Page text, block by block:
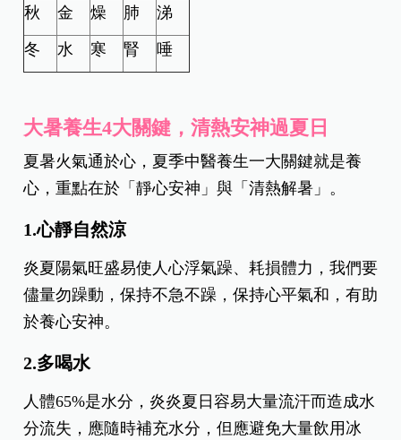
秋 金 燥 肺 涕
冬 水 寒 腎 唾
大暑養生4大關鍵，清熱安神過夏日
夏暑火氣通於心，夏季中醫養生一大關鍵就是養
心，重點在於「靜心安神」與「清熱解暑」。
1.心靜自然涼
炎夏陽氣旺盛易使人心浮氣躁、耗損體力，我們要
儘量勿躁動，保持不急不躁，保持心平氣和，有助
於養心安神。
2.多喝水
人體65%是水分，炎炎夏日容易大量流汗而造成水
分流失，應隨時補充水分，但應避免大量飲用冰